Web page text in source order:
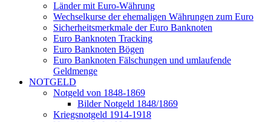
Länder mit Euro-Währung
Wechselkurse der ehemaligen Währungen zum Euro
Sicherheitsmerkmale der Euro Banknoten
Euro Banknoten Tracking
Euro Banknoten Bögen
Euro Banknoten Fälschungen und umlaufende
Geldmenge
NOTGELD
Notgeld von 1848-1869
Bilder Notgeld 1848/1869
Kriegsnotgeld 1914-1918